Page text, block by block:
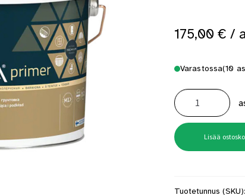
kuivat lauteet? Näin saat saunan puupinnat taas siisteiksi
175,00 € /
Varastossa(10
Futura
Aqua
Primer
9
määrä Lisää
Tuotetunnus (SKU):